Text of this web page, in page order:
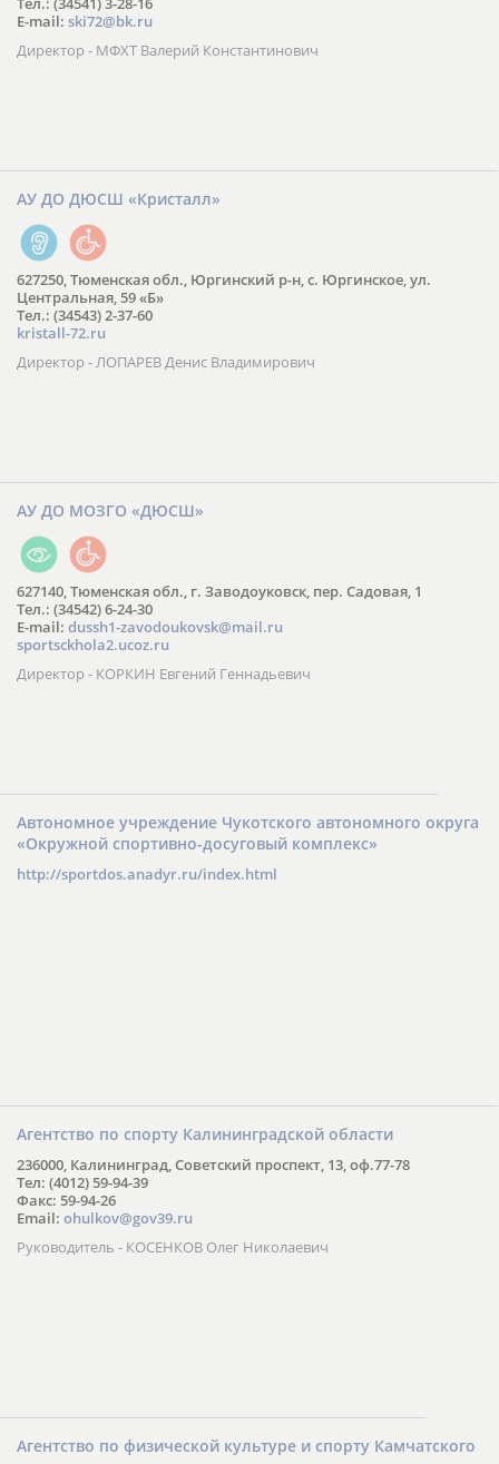
E-mail: ski72@bk.ru
Директор - МФХТ Валерий Константинович
АУ ДО ДЮСШ «Кристалл»
627250, Тюменская обл., Юргинский р-н, с. Юргинское, ул.
Центральная, 59 «Б»
Тел.: (34543) 2-37-60
kristall-72.ru
Директор - ЛОПАРЕВ Денис Владимирович
АУ ДО МОЗГО «ДЮСШ»
627140, Тюменская обл., г. Заводоуковск, пер. Садовая, 1
Тел.: (34542) 6-24-30
​E-mail: dussh1-zavodoukovsk@mail.ru
sportsckhola2.ucoz.ru
Директор - КОРКИН Евгений Геннадьевич
Автономное учреждение Чукотского автономного округа
«Окружной спортивно-досуговый комплекс»
http://sportdos.anadyr.ru/index.html
Агентство по спорту Калининградской области
236000, Калининград, Советский проспект, 13, оф.77-78
Тел: (4012) 59-94-39
Факс: 59-94-26
Email: ohulkov@gov39.ru
Руководитель - КОСЕНКОВ Олег Николаевич
Агентство по физической культуре и спорту Камчатского